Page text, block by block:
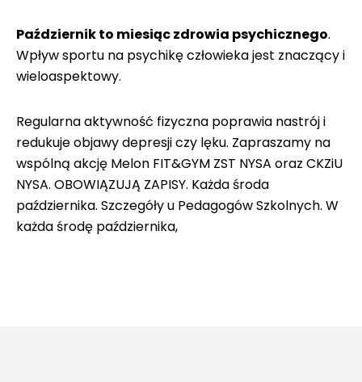
Październik to miesiąc zdrowia psychicznego.
Wpływ sportu na psychikę człowieka jest znaczący i
wieloaspektowy.
Regularna aktywność fizyczna poprawia nastrój i
redukuje objawy depresji czy lęku. Zapraszamy na
wspólną akcję Melon FIT&GYM ZST NYSA oraz CKZiU
NYSA. OBOWIĄZUJĄ ZAPISY. Każda środa
października. Szczegóły u Pedagogów Szkolnych. W
każda środę października,